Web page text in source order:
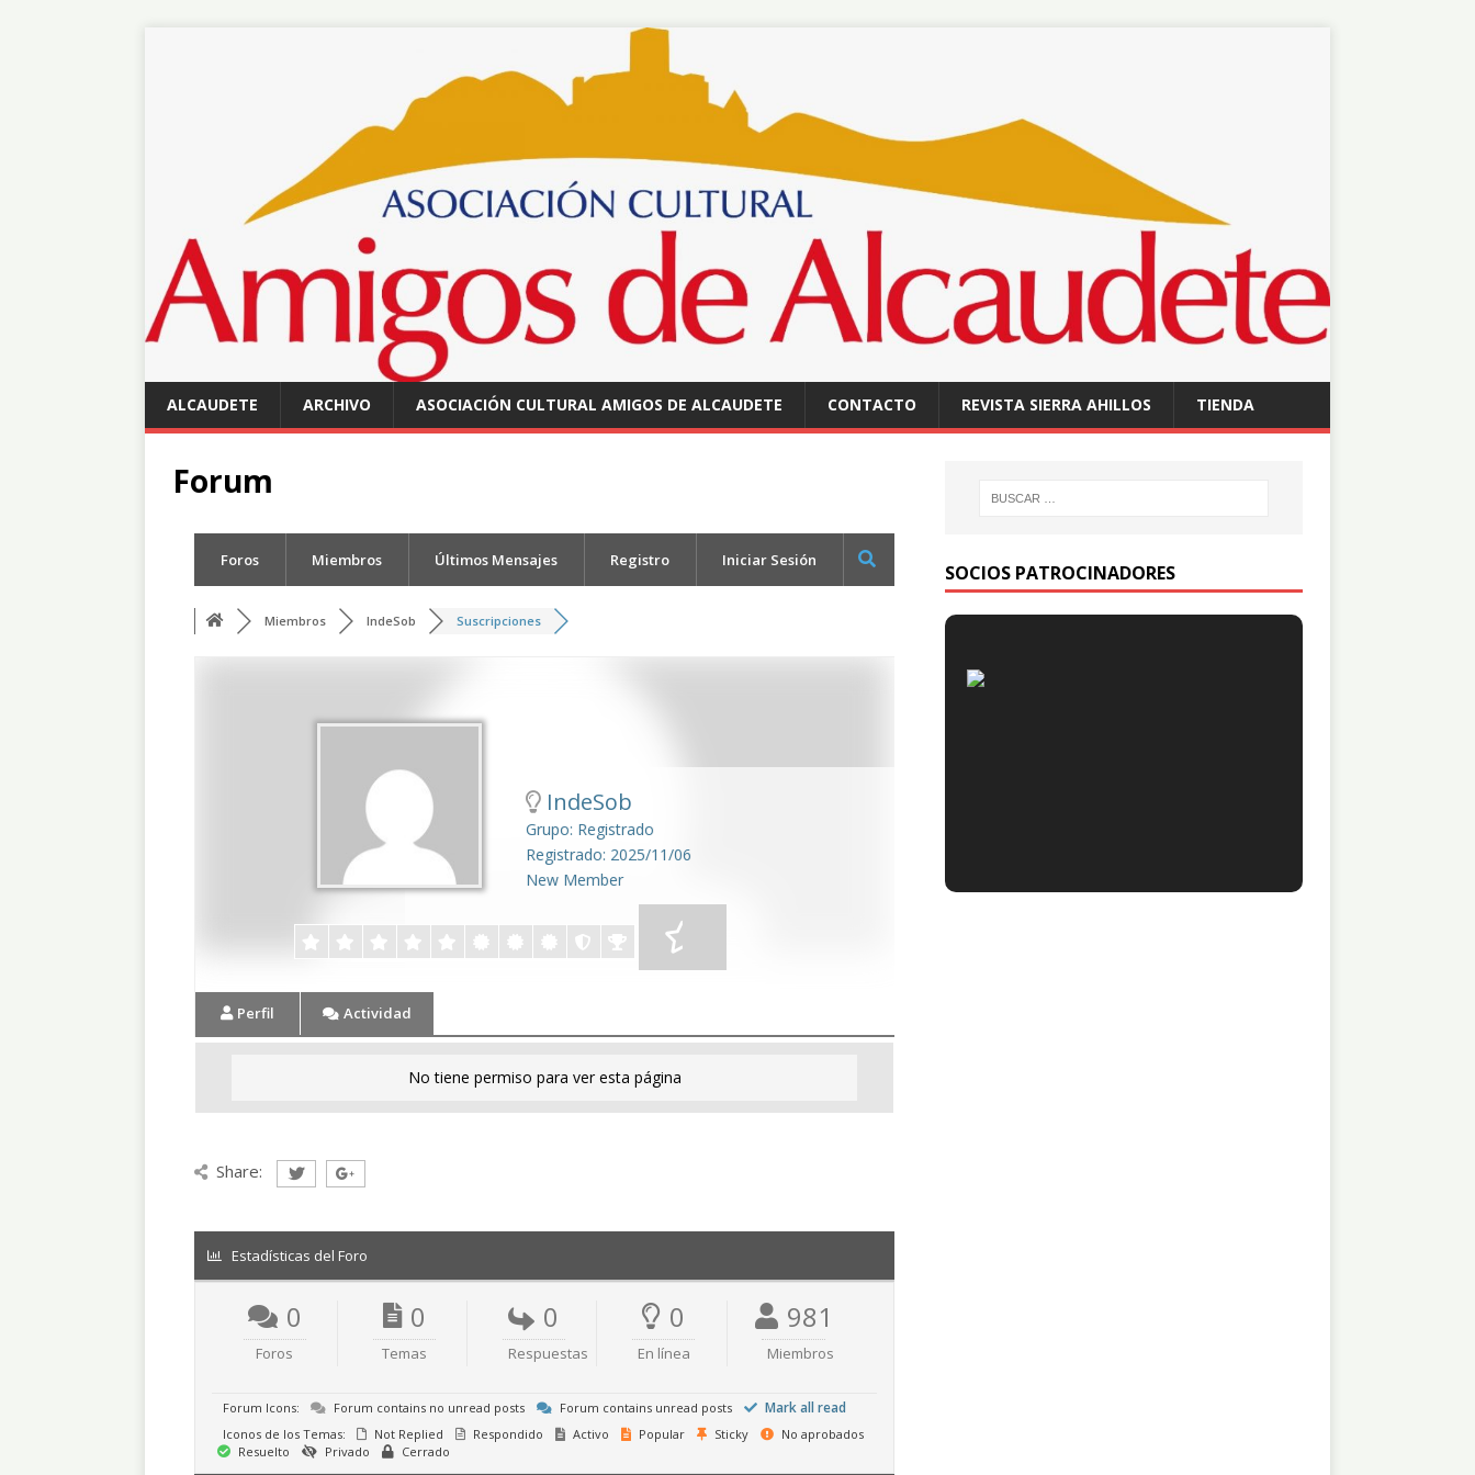
ALCAUDETE ARCHIVO ASOCIACIÓN CULTURAL AMIGOS DE ALCAUDETE CONTACTO REVISTA SIERRA AHILLOS TIENDA
Forum
Foros Miembros Últimos Mensajes Registro Iniciar Sesión
Miembros IndeSob Suscripciones
IndeSob
Grupo: Registrado
Registrado: 2025/11/06
New Member
Perfil Actividad
No tiene permiso para ver esta página
Share:
Estadísticas del Foro
0
Foros
0
Temas
0
Respuestas
0
En línea
981
Miembros
Forum Icons: Forum contains no unread posts Forum contains unread posts Mark all read
Iconos de los Temas: Not Replied Respondido Activo Popular Sticky
No aprobados
Resuelto
Privado Cerrado
SOCIOS PATROCINADORES